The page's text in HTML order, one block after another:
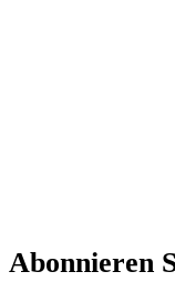
Abonnieren